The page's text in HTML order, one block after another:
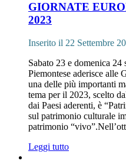
GIORNATE
2023
Inserito il 22 Settembre
Sabato 23 e domenica
Piemontese aderisce alle
una delle più importanti
tema per il 2023, scelto
dai Paesi aderenti, è
sul patrimonio culturale
patrimonio
Leggi tutto